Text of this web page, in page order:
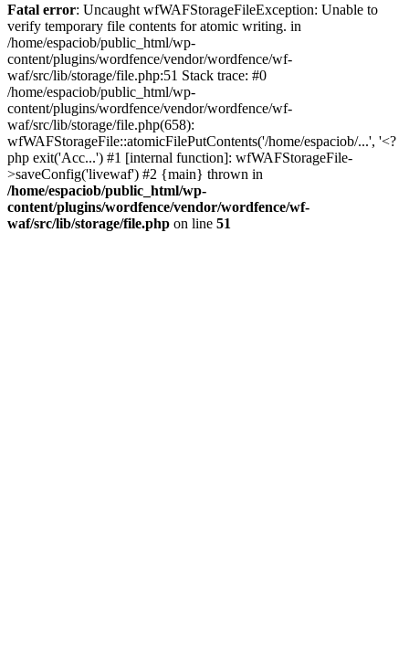
Fatal error: Uncaught wfWAFStorageFileException: Unable to
verify temporary file contents for atomic writing. in
/home/espaciob/public_html/wp-
content/plugins/wordfence/vendor/wordfence/wf-
waf/src/lib/storage/file.php:51 Stack trace: #0
/home/espaciob/public_html/wp-
content/plugins/wordfence/vendor/wordfence/wf-
waf/src/lib/storage/file.php(658):
wfWAFStorageFile::atomicFilePutContents('/home/espaciob/...', '<?
php exit('Acc...') #1 [internal function]: wfWAFStorageFile-
>saveConfig('livewaf') #2 {main} thrown in
/home/espaciob/public_html/wp-
content/plugins/wordfence/vendor/wordfence/wf-
waf/src/lib/storage/file.php on line 51